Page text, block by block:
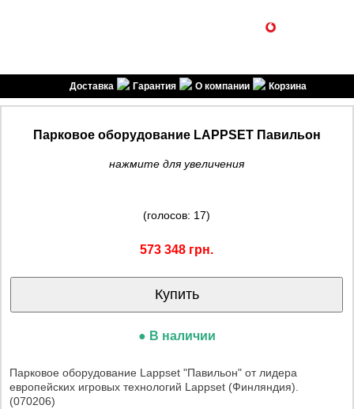
Доставка Гарантия О компании Корзина
Парковое оборудование LAPPSET Павильон
нажмите для увеличения
(голосов: 17)
573 348 грн.
Купить
● В наличии
Парковое оборудование Lappset "Павильон" от лидера
европейских игровых технологий Lappset (Финляндия).
(070206)